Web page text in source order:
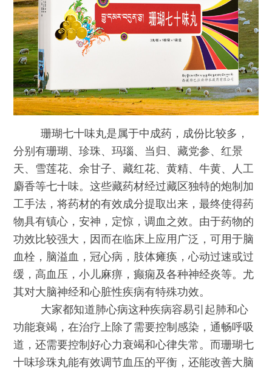
珊瑚七十味丸是属于中成药，成份比较多，
分别有珊瑚、珍珠、玛瑙、当归、藏党参、红景
天、雪莲花、余甘子、藏红花、黄精、牛黄、人工
麝香等七十味。这些藏药材经过藏区独特的炮制加
工手法，将药材的有效成分提取出来，最终使得药
物具有镇心，安神，定惊，调血之效。由于药物的
功效比较强大，因而在临床上应用广泛，可用于脑
血栓，脑溢血，冠心病，肢体瘫痪，心动过速或过
缓，高血压，小儿麻痹，癫痫及各种神经炎等。尤
其对大脑神经和心脏性疾病有特殊功效。
大家都知道肺心病这种疾病容易引起肺和心
功能衰竭，在治疗上除了需要控制感染，通畅呼吸
道，还需要控制好心力衰竭和心律失常。而珊瑚七
十味珍珠丸能有效调节血压的平衡，还能改善大脑